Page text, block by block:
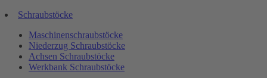
Schraubstöcke
Maschinenschraubstöcke
Niederzug Schraubstöcke
Achsen Schraubstöcke
Werkbank Schraubstöcke